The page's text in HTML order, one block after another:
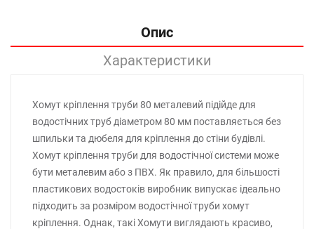
Опис
Характеристики
Хомут кріплення труби 80 металевий підійде для
водостічних труб діаметром 80 мм поставляється без
шпильки та дюбеля для кріплення до стіни будівлі.
Хомут кріплення труби для водостічної системи може
бути металевим або з ПВХ. Як правило, для більшості
пластикових водостоків виробник випускає ідеально
підходить за розміром водостічної труби хомут
кріплення. Однак, такі Хомути виглядають красиво,